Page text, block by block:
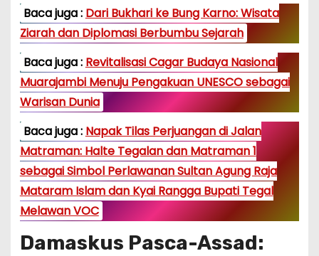
Baca juga : Dari Bukhari ke Bung Karno: Wisata
Ziarah dan Diplomasi Berbumbu Sejarah
Baca juga : Revitalisasi Cagar Budaya Nasional
Muarajambi Menuju Pengakuan UNESCO sebagai
Warisan Dunia
Baca juga : Napak Tilas Perjuangan di Jalan
Matraman: Halte Tegalan dan Matraman 1
sebagai Simbol Perlawanan Sultan Agung Raja
Mataram Islam dan Kyai Rangga Bupati Tegal
Melawan VOC
Damaskus Pasca-Assad: